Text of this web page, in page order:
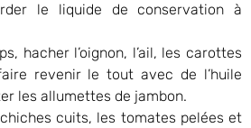
le liquide de conservation à
hacher l’oignon, l’ail, les carottes
revenir le tout avec de l’huile
les allumettes de jambon.
cuits, les tomates pelées et